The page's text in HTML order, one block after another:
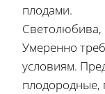
плодами.
Светолюбива,
Умеренно
условиям.
плодородные,